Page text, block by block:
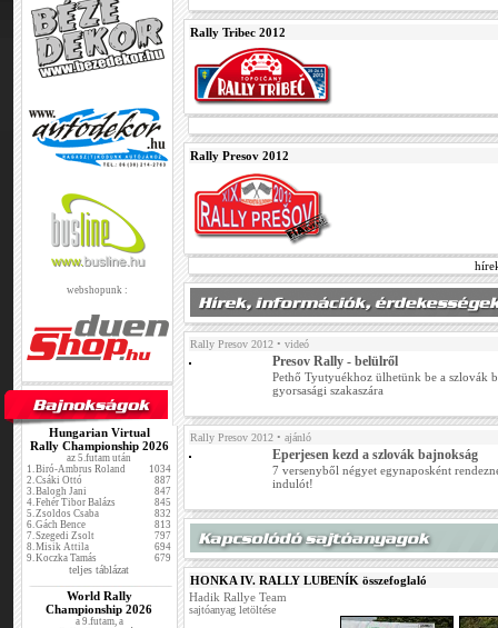
webshopunk :
Hungarian Virtual
Rally Championship 2026
az 5.futam után
1.Biró-Ambrus Roland
1034
2.Csáki Ottó
887
3.Balogh Jani
847
4.Fehér Tibor Balázs
845
5.Zsoldos Csaba
832
6.Gách Bence
813
7.Szegedi Zsolt
797
8.Misik Attila
694
9.Koczka Tamás 679
teljes táblázat
World Rally
Championship 2026
a 9.futam, a
Rally Tribec 2012
Rally Presov 2012
Rally Presov 2012 • videó
Presov Rally - belülről
Pethő Tyutyuékhoz ülhetünk be a szlovák
gyorsasági szakaszára
Rally Presov 2012 • ajánló
Eperjesen kezd a szlovák bajnokság
7 versenyből négyet egynaposként
indulót!
HONKA IV. RALLY LUBENÍK összefoglaló
Hadik Rallye Team
sajtóanyag letöltése